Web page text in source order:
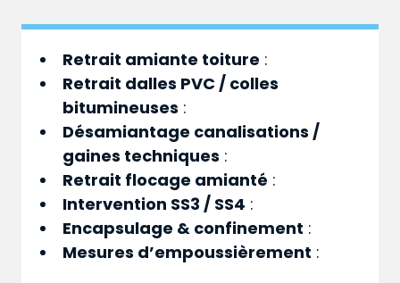
Retrait amiante toiture :
Retrait dalles PVC / colles
bitumineuses :
Désamiantage canalisations /
gaines techniques :
Retrait flocage amianté :
Intervention SS3 / SS4 :
Encapsulage & confinement :
Mesures d’empoussièrement :